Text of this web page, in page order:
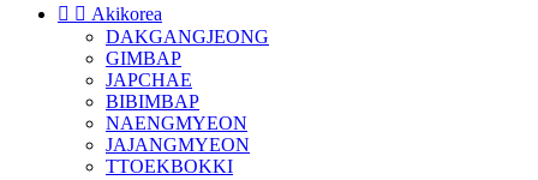
  Akikorea
DAKGANGJEONG
GIMBAP
JAPCHAE
BIBIMBAP
NAENGMYEON
JAJANGMYEON
TTOEKBOKKI